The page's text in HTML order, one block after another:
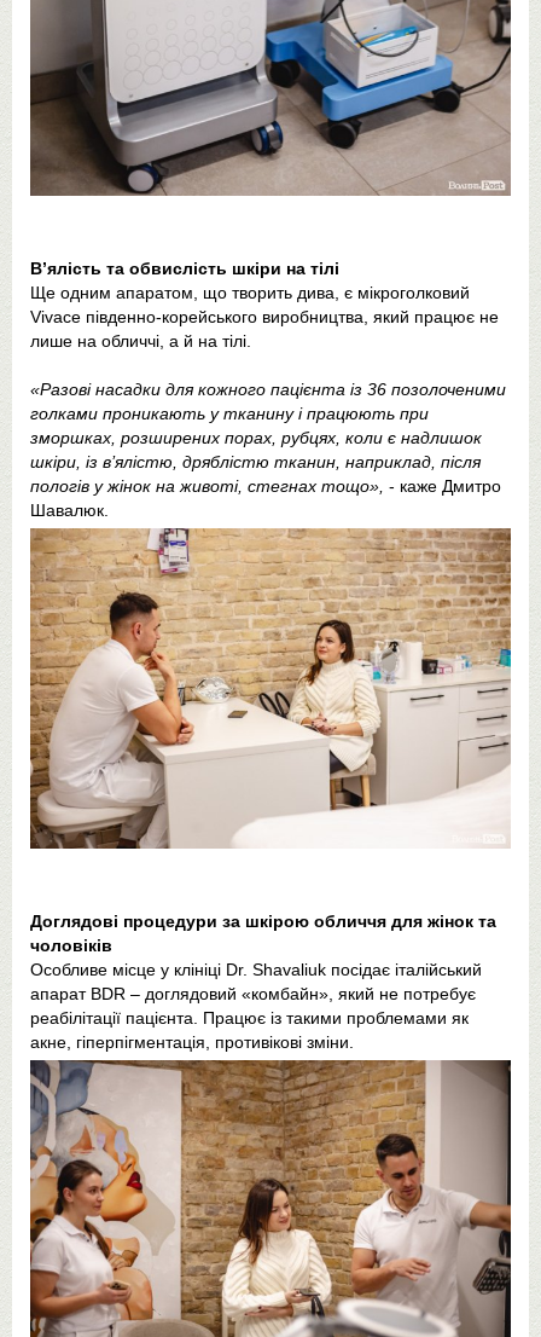
В’ялість та обвислість шкіри на тілі
Ще одним апаратом, що творить дива, є мікроголковий
Vivace південно-корейського виробництва, який працює не
лише на обличчі, а й на тілі.
«Разові насадки для кожного пацієнта із 36 позолоченими
голками проникають у тканину і працюють при
зморшках, розширених порах, рубцях, коли є надлишок
шкіри, із в’ялістю, дряблістю тканин, наприклад, після
пологів у жінок на животі, стегнах тощо», - каже Дмитро
Шавалюк.
Доглядові процедури за шкірою обличчя для жінок та
чоловіків
Особливе місце у клініці Dr. Shavaliuk посідає італійський
апарат BDR – доглядовий «комбайн», який не потребує
реабілітації пацієнта. Працює із такими проблемами як
акне, гіперпігментація, противікові зміни.